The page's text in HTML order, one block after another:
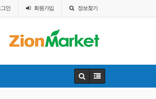
인 회원가입 정보찾기